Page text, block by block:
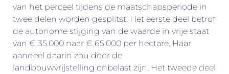
van het perceel tijdens de maatschapsperiode in
twee delen worden gesplitst. Het eerste deel betrof
de autonome stijging van de waarde in vrije staat
van € 35.000 naar € 65.000 per hectare. Haar
aandeel daarin zou door de
landbouwvrijstelling onbelast zijn. Het tweede deel